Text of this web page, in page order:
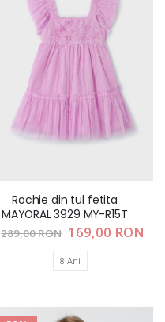
Rochie din tul fetita
MAYORAL 3929 MY-R15T
289,00 RON Pret
special
169,00 RON
8 Ani